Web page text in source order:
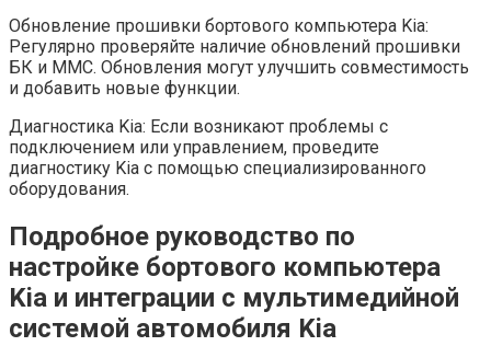
Обновление прошивки бортового компьютера Kia:
Регулярно проверяйте наличие обновлений прошивки
БК и ММС. Обновления могут улучшить совместимость
и добавить новые функции.
Диагностика Kia: Если возникают проблемы с
подключением или управлением, проведите
диагностику Kia с помощью специализированного
оборудования.
Подробное руководство по
настройке бортового компьютера
Kia и интеграции с мультимедийной
системой автомобиля Kia